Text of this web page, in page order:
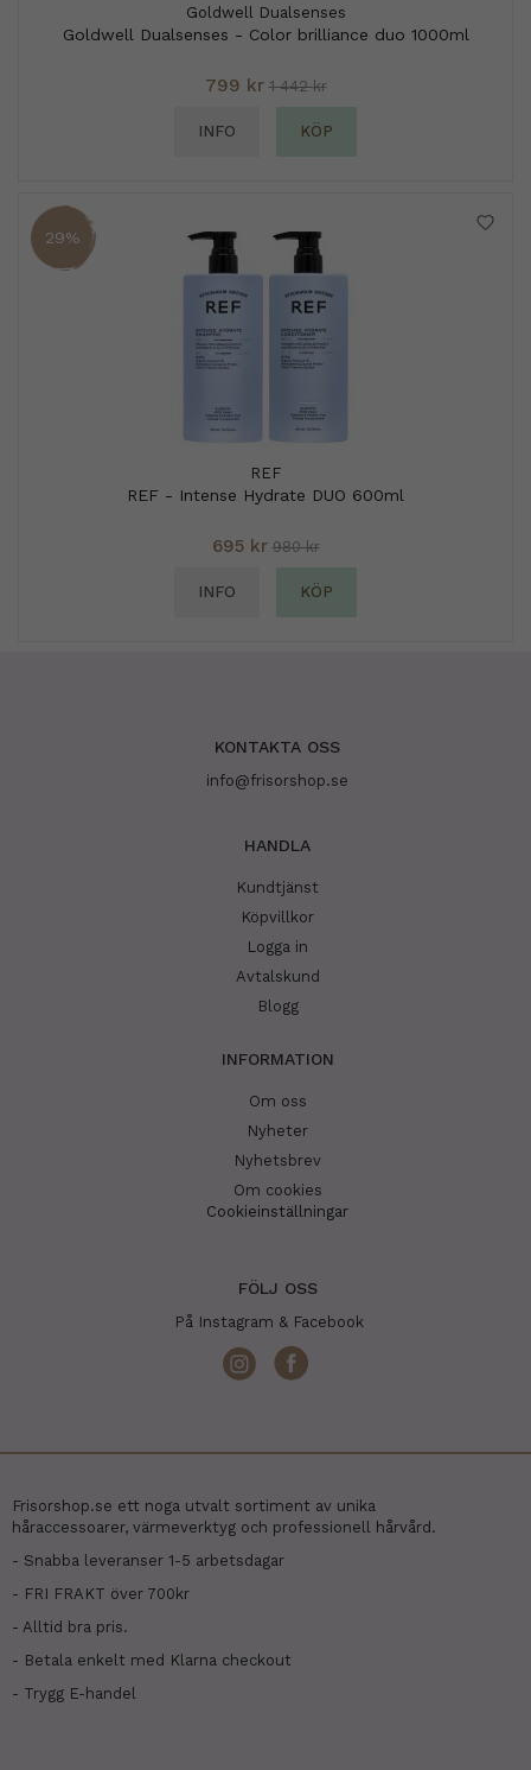
Goldwell Dualsenses
Goldwell Dualsenses - Color brilliance duo 1000ml
799 kr 1 442 kr
INFO KÖP
29%
REF
REF - Intense Hydrate DUO 600ml
695 kr 980 kr
INFO KÖP
KONTAKTA OSS
info@frisorshop.se
HANDLA
Kundtjänst
Köpvillkor
Logga in
Avtalskund
Blogg
INFORMATION
Om oss
Nyheter
Nyhetsbrev
Om cookies
Cookieinställningar
FÖLJ OSS
På Instagram & Facebook
Frisorshop.se ett noga utvalt sortiment av unika
håraccessoarer, värmeverktyg och professionell hårvård.
- Snabba leveranser 1-5 arbetsdagar
- FRI FRAKT över 700kr
- Alltid bra pris.
- Betala enkelt med Klarna checkout
- Trygg E-handel